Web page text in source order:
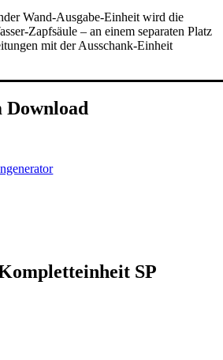
Wand-Ausgabe-Einheit wird die
Zapfsäule – an einem separaten Platz
mit der Ausschank-Einheit
Download
SP